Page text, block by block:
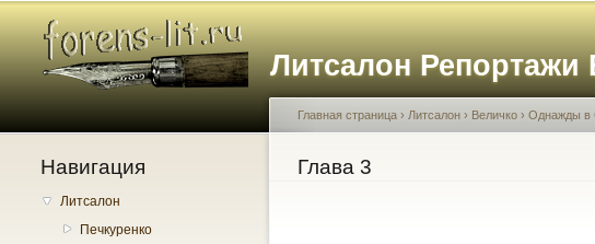
Литсалон
Навигация
Литсалон
Печкуренко
Вы здесь
Главная страница › Литсалон › Величко › Однажды в
Глава 3